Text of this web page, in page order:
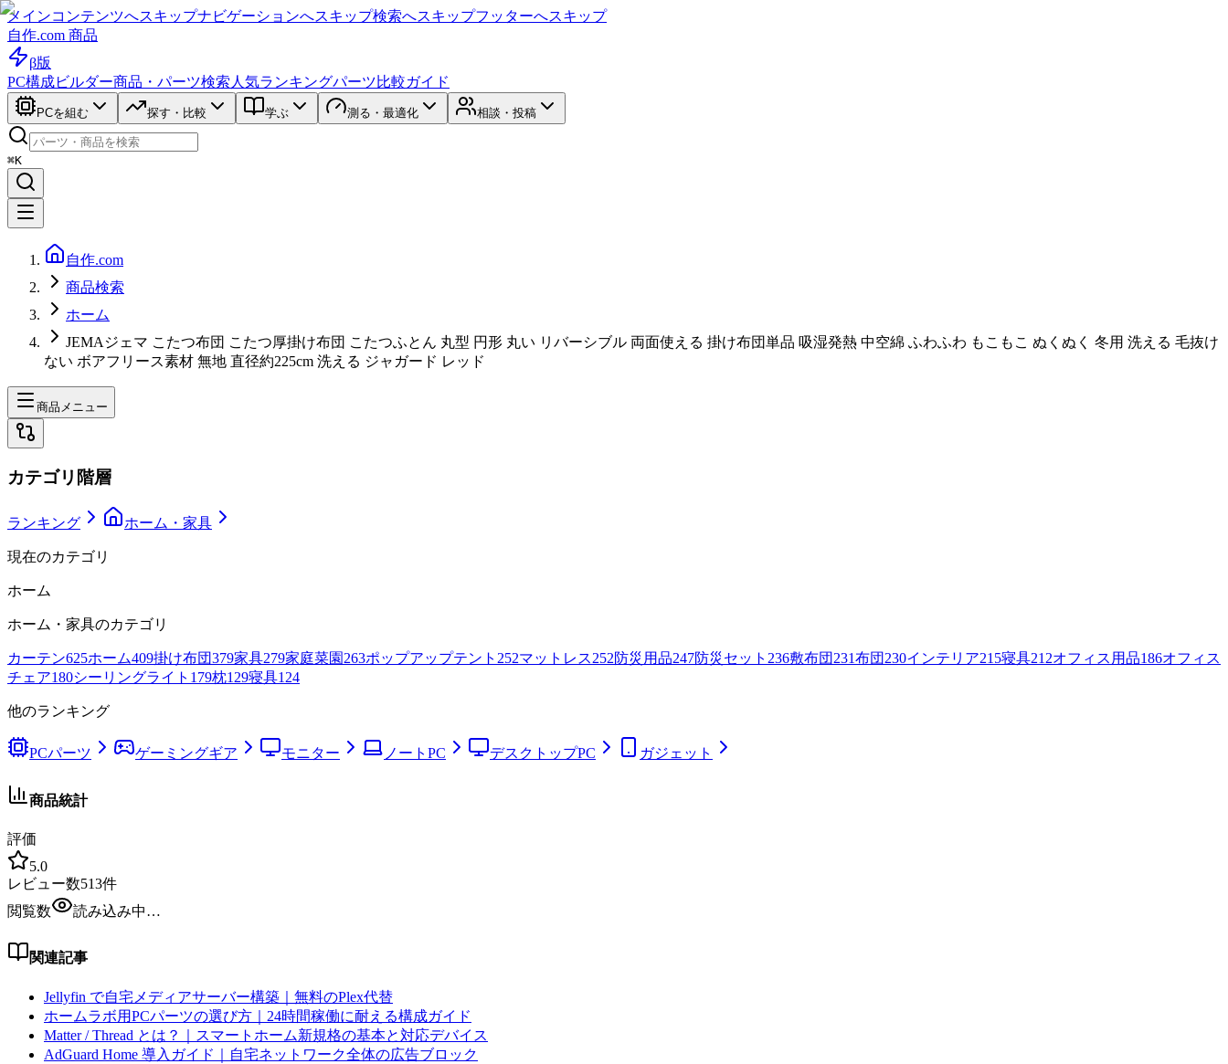
メインコンテンツへスキップナビゲーションへスキップ検索へスキップフッターへスキップ
自作.com 商品
β版
PC構成ビルダー商品・パーツ検索 人気ランキングパーツ比較ガイド
PCを組む 探す・比較 学ぶ 測る・最適化 相談・投稿
⌘K
自作.com
商品検索
ホーム
JEMAジェマ こたつ布団 こたつ厚掛け布団 こたつふとん 丸型 円形 丸い リバーシブル 両面使える 掛け布団単品 吸湿発熱 中空綿 ふわふわ もこもこ ぬくぬく 冬用 洗える 毛抜け
ない ボアフリース素材 無地 直径約225cm 洗える ジャガード レッド
商品メニュー
カテゴリ階層
ランキング ホーム・家具
現在のカテゴリ
ホーム
ホーム・家具のカテゴリ
カーテン625ホーム409掛け布団379家具279家庭菜園263ポップアップテント 252マットレス252防災用品247防災セット 236敷布団231布団230インテリア215寝具212オフィス用品186オフィス
チェア180シーリングライト 179枕129寝具124
他のランキング
PCパーツ ゲーミングギア モニター ノートPC デスクトップPC ガジェット
商品統計
評価
5.0
レビュー数513件
閲覧数
読み込み中…
関連記事
Jellyfin で自宅メディアサーバー構築｜無料のPlex代替
ホームラボ用PCパーツの選び方｜24時間稼働に耐える構成ガイド
Matter / Thread とは？｜スマートホーム新規格の基本と対応デバイス
AdGuard Home 導入ガイド｜自宅ネットワーク全体の広告ブロック